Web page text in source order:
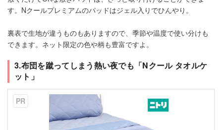
す。Nクールプレミアムのパッドはジェル入りでひんやり。
裏表で生地が違うものもありますので、季節や温度で使い分けも
できます。ネット限定の色や柄も豊富ですよ。
3.布団を蹴ってしまう熱い夜でも「Nクール タオルケ
ット」
PR